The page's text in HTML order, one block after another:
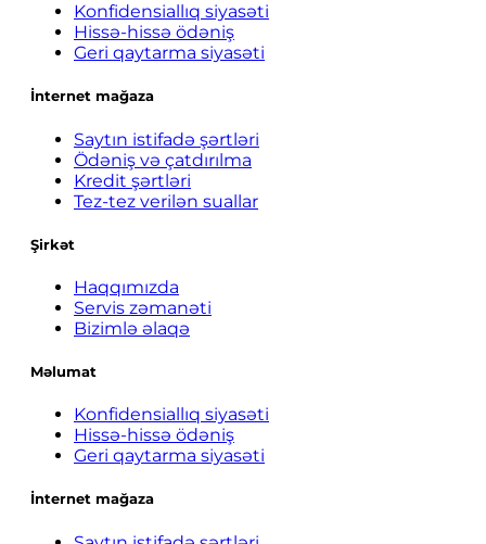
Konfidensiallıq siyasəti
Hissə-hissə ödəniş
Geri qaytarma siyasəti
İnternet mağaza
Saytın istifadə şərtləri
Ödəniş və çatdırılma
Kredit şərtləri
Tez-tez verilən suallar
Şirkət
Haqqımızda
Servis zəmanəti
Bizimlə əlaqə
Məlumat
Konfidensiallıq siyasəti
Hissə-hissə ödəniş
Geri qaytarma siyasəti
İnternet mağaza